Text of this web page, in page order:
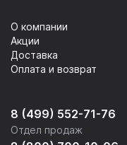
8 (499) 552-71-76
Отдел продаж
О компании
Акции
Доставка
Оплата и возврат